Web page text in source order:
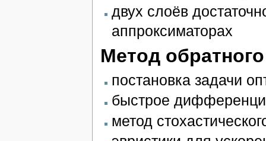
двух слоёв
аппроксиматорах
Метод
постановка задачи
быстрое
метод